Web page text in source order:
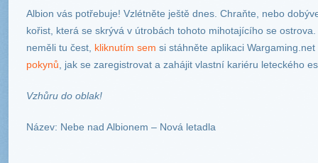
Albion vás potřebuje! Vzlétněte ještě dnes. Chraňte, nebo
kořist, která se skrývá v útrobách tohoto mihotajícího se
neměli tu čest, kliknutím sem si stáhněte aplikaci
pokynů, jak se zaregistrovat a zahájit vlastní kariéru leteckého
Vzhůru do oblak!
Název: Nebe nad Albionem – Nová letadla